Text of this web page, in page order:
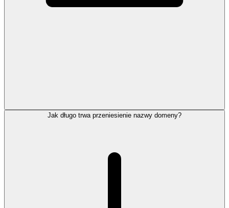
Jak długo trwa przeniesienie nazwy domeny?